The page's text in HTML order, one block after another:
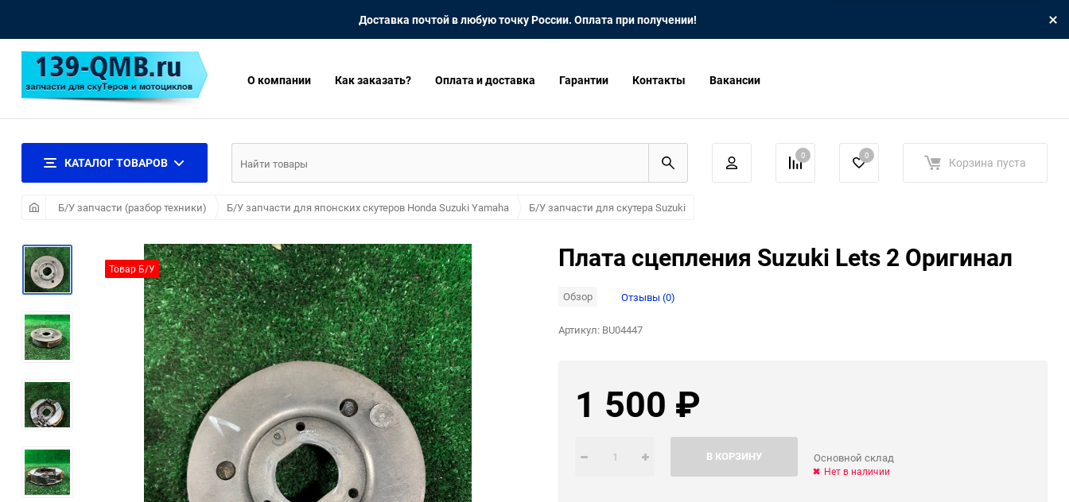
Доставка почтой в любую точку России. Оплата при получении!
О компании Как заказать? Оплата и доставка Гарантии Контакты Вакансии
КАТАЛОГ ТОВАРОВ 0 0 Корзина пуста
Б/У запчасти (разбор техники) Б/У запчасти для японских скутеров Honda Suzuki Yamaha Б/У запчасти для скутера Suzuki
Товар Б/У Плата сцепления Suzuki Lets 2 Оригинал
Обзор Отзывы (0)
Артикул: BU04447
1 500 ₽
В КОРЗИНУ Основной склад
Нет в наличии